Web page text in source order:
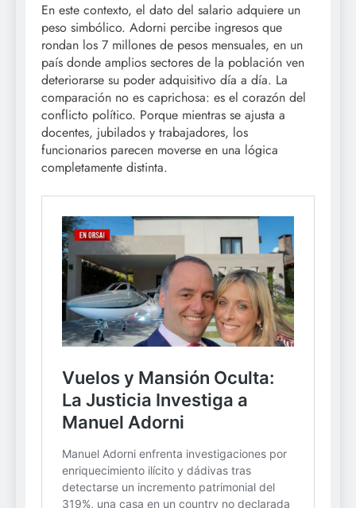
En este contexto, el dato del salario adquiere un
peso simbólico. Adorni percibe ingresos que
rondan los 7 millones de pesos mensuales, en un
país donde amplios sectores de la población ven
deteriorarse su poder adquisitivo día a día. La
comparación no es caprichosa: es el corazón del
conflicto político. Porque mientras se ajusta a
docentes, jubilados y trabajadores, los
funcionarios parecen moverse en una lógica
completamente distinta.